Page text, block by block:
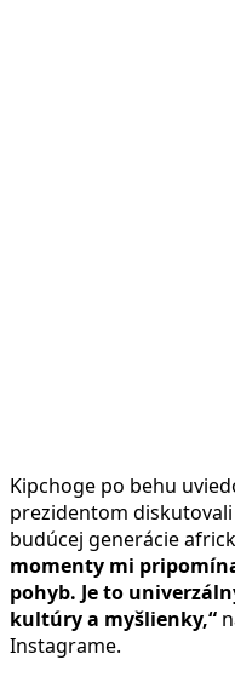
Kipchoge po behu
prezidentom
budúcej generácie
momenty mi
pohyb. Je to
kultúry a myšlienky,“
Instagrame.